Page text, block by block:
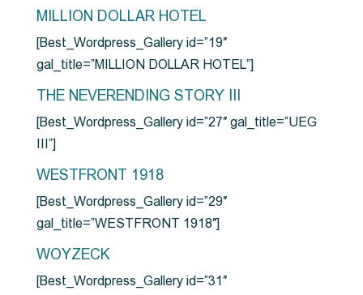
MILLION DOLLAR HOTEL
[Best_Wordpress_Gallery id=”19″
gal_title=”MILLION DOLLAR HOTEL”]
THE NEVERENDING STORY III
[Best_Wordpress_Gallery id=”27″ gal_title=”UEG
III”]
WESTFRONT 1918
[Best_Wordpress_Gallery id=”29″
gal_title=”WESTFRONT 1918″]
WOYZECK
[Best_Wordpress_Gallery id=”31″